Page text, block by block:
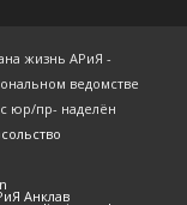
жизнь АРиЯ -
ведомстве
юр/пр- наделён
Анклав